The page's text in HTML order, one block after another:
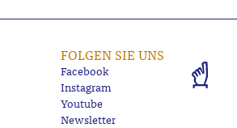
FOLGEN SIE UNS
Facebook
Instagram
Youtube
Newsletter